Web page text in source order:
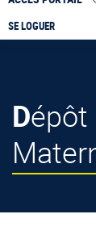
SE LOGUER
Dépôt de matériel –